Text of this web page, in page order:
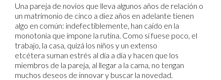
Una pareja de novios que lleva algunos años de relación o
un matrimonio de cinco a diez años en adelante tienen
algo en común: indefectiblemente, han caído en la
monotonía que impone la rutina. Como si fuese poco, el
trabajo, la casa, quizá los niños y un extenso
etcétera suman estrés al día a día y hacen que los
miembros de la pareja, al llegar a la cama, no tengan
muchos deseos de innovar y buscar la novedad.